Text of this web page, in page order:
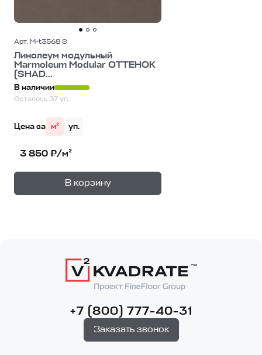
Арт. M-t3568 S
Линолеум модульный
Marmoleum Modular ОТТЕНОК
(SHAD...
В наличии
Осталось 37 уп.
Цена за м² уп.
3 850 ₽/м²
В корзину
1уп.
+7 (800) 777-40-31
Заказать звонок